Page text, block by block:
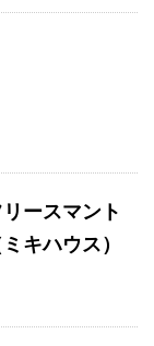
ースマント
キハウス）